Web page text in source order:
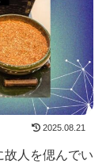
2025.08.21
故人を偲んでい